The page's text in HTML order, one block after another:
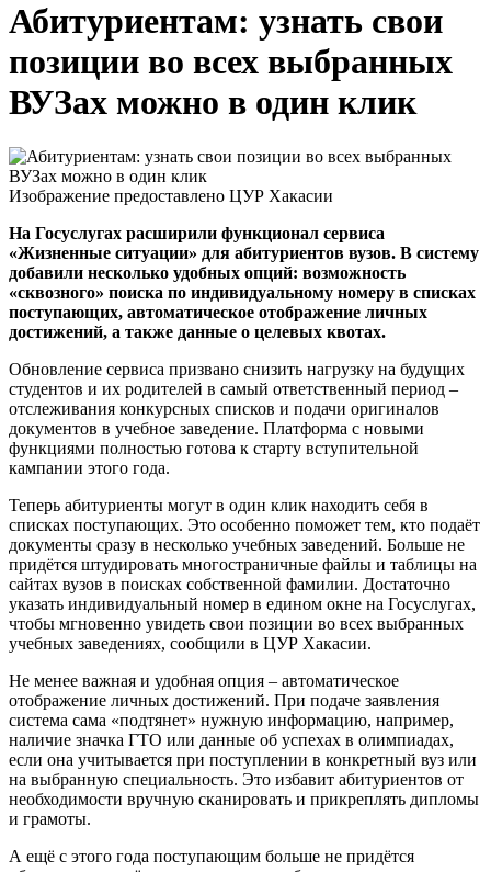
Абитуриентам: узнать свои
позиции во всех выбранных
ВУЗах можно в один клик
Изображение предоставлено ЦУР Хакасии
На Госуслугах расширили функционал сервиса
«Жизненные ситуации» для абитуриентов вузов. В систему
добавили несколько удобных опций: возможность
«сквозного» поиска по индивидуальному номеру в списках
поступающих, автоматическое отображение личных
достижений, а также данные о целевых квотах.
Обновление сервиса призвано снизить нагрузку на будущих
студентов и их родителей в самый ответственный период –
отслеживания конкурсных списков и подачи оригиналов
документов в учебное заведение. Платформа с новыми
функциями полностью готова к старту вступительной
кампании этого года.
Теперь абитуриенты могут в один клик находить себя в
списках поступающих. Это особенно поможет тем, кто подаёт
документы сразу в несколько учебных заведений. Больше не
придётся штудировать многостраничные файлы и таблицы на
сайтах вузов в поисках собственной фамилии. Достаточно
указать индивидуальный номер в едином окне на Госуслугах,
чтобы мгновенно увидеть свои позиции во всех выбранных
учебных заведениях, сообщили в ЦУР Хакасии.
Не менее важная и удобная опция – автоматическое
отображение личных достижений. При подаче заявления
система сама «подтянет» нужную информацию, например,
наличие значка ГТО или данные об успехах в олимпиадах,
если она учитывается при поступлении в конкретный вуз или
на выбранную специальность. Это избавит абитуриентов от
необходимости вручную сканировать и прикреплять дипломы
и грамоты.
А ещё с этого года поступающим больше не придётся